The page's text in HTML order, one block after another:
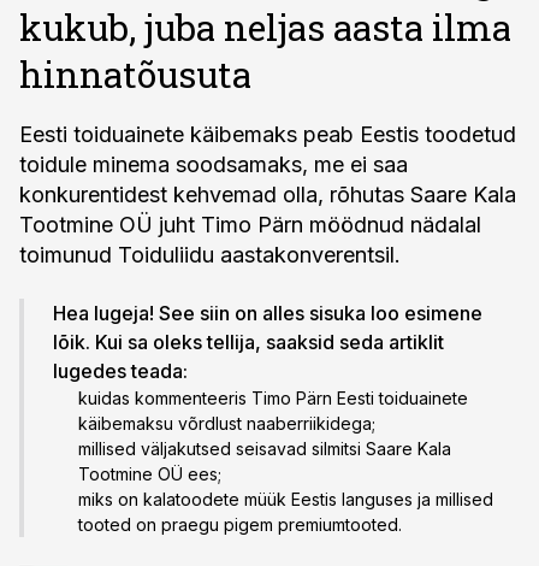
kukub, juba neljas aasta ilma
hinnatõusuta
Eesti toiduainete käibemaks peab Eestis toodetud
toidule minema soodsamaks, me ei saa
konkurentidest kehvemad olla, rõhutas Saare Kala
Tootmine OÜ juht Timo Pärn möödnud nädalal
toimunud Toiduliidu aastakonverentsil.
Hea lugeja! See siin on alles sisuka loo esimene
lõik. Kui sa oleks tellija, saaksid seda artiklit
lugedes teada:
kuidas kommenteeris Timo Pärn Eesti toiduainete
käibemaksu võrdlust naaberriikidega;
millised väljakutsed seisavad silmitsi Saare Kala
Tootmine OÜ ees;
miks on kalatoodete müük Eestis languses ja millised
tooted on praegu pigem premiumtooted.